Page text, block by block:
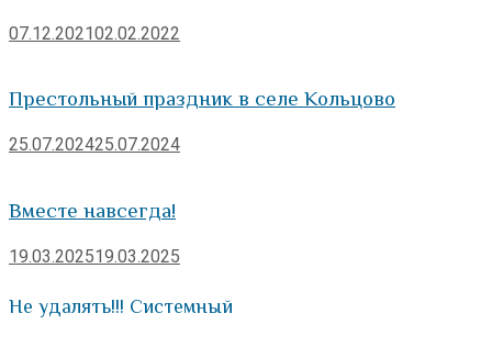
07.12.202102.02.2022
Престольный праздник в селе Кольцово
25.07.202425.07.2024
Вместе навсегда!
19.03.202519.03.2025
Не удалять!!! Системный